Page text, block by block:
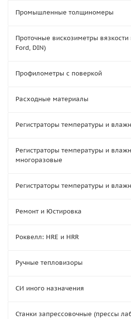
Промышленные толщиномеры
Проточные вискозиметры вязкости
Ford, DIN)
Профилометры с поверкой
Расходные материалы
Регистраторы температуры и
Регистраторы температуры и
многоразовые
Регистраторы температуры и
Ремонт и Юстировка
Роквелл: HRE и HRR
Ручные тепловизоры
СИ иного назначения
Станки запрессовочные (прессы